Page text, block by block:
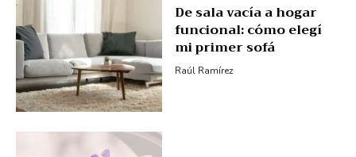
De sala vacía a hogar
funcional: cómo elegí
mi primer sofá
Raúl Ramírez